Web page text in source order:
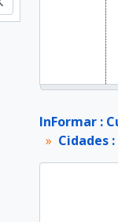
InFormar :
Cidades :